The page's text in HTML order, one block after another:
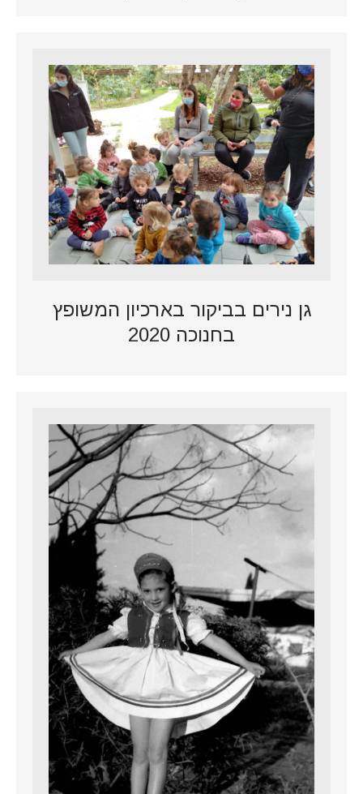
גן נירים בביקור בארכיון המשופץ
בחנוכה 2020